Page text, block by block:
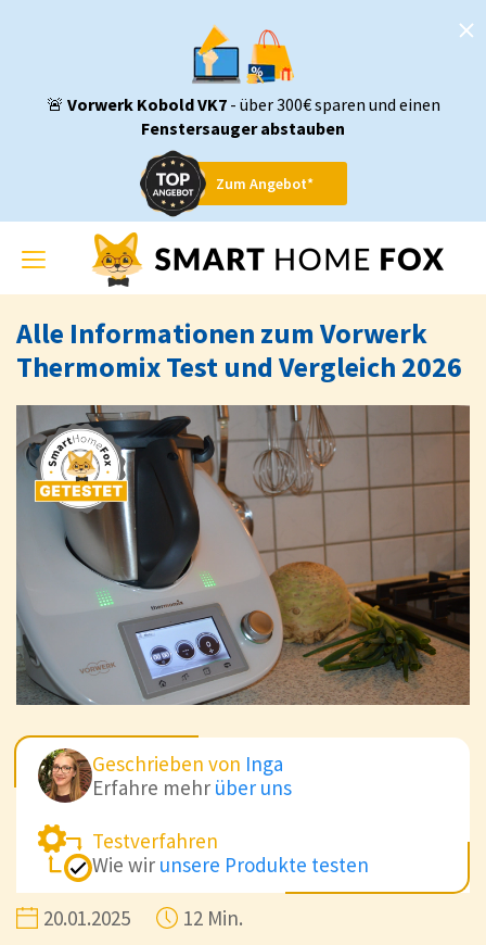
🚨 Vorwerk Kobold VK7- über 300€ sparen und einen
Fenstersauger abstauben
Zum Angebot*
Toggle
navigation
Alle Informationen zum Vorwerk
Thermomix Test und Vergleich 2026
Geschrieben von Inga
Erfahre mehr über uns
Testverfahren
Wie wir unsere Produkte testen
20.01.2025 12 Min.